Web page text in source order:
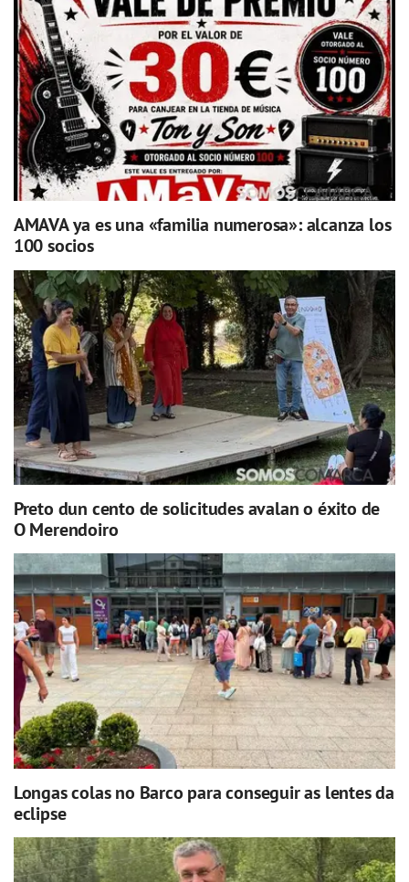
AMAVA ya es una «familia numerosa»: alcanza los
100 socios
Preto dun cento de solicitudes avalan o éxito de
O Merendoiro
Longas colas no Barco para conseguir as lentes da
eclipse